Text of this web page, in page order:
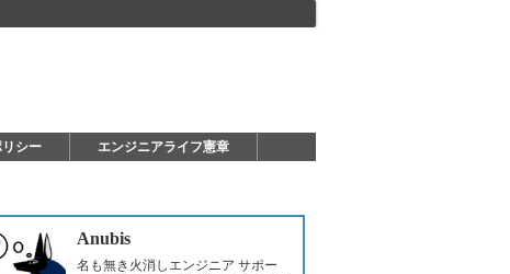
シー エンジニアライフ憲章
Anubis
名も無き火消しエンジニア サポー